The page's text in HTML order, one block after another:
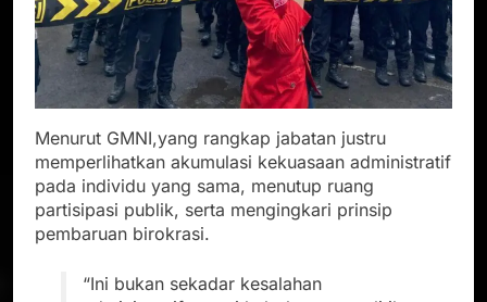
Menurut GMNI,yang rangkap jabatan justru
memperlihatkan akumulasi kekuasaan administratif
pada individu yang sama, menutup ruang
partisipasi publik, serta mengingkari prinsip
pembaruan birokrasi.
“Ini bukan sekadar kesalahan